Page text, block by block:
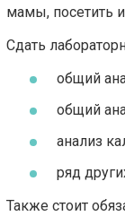
мамы, посетить
Сдать
общий
общий
анализ
ряд
Также стоит